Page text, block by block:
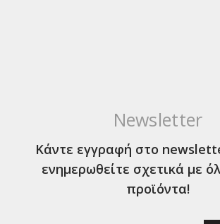
Newsletter
Κάντε εγγραφή στο
ενημερωθείτε σχετικά με
προϊόντα!